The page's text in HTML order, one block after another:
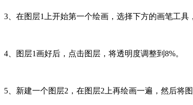
3、在图层1上开始第一个绘画，选择下方的画笔工具
4、图层1画好后，点击图层，将透明度调整到8%。
5、新建一个图层2，在图层2上再绘画一遍，然后将图